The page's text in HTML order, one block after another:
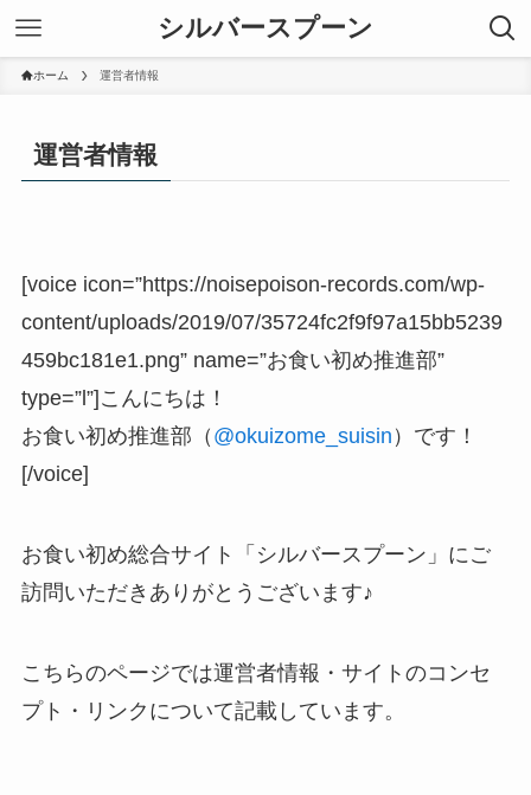
シルバースプーン
ホーム 運営者情報
運営者情報
[voice icon=”https://noisepoison-records.com/wp-
content/uploads/2019/07/35724fc2f9f97a15bb5239
459bc181e1.png” name=”お食い初め推進部”
type=”l”]こんにちは！
お食い初め推進部（ @okuizome_suisin ）です！
[/voice]
お食い初め総合サイト「シルバースプーン」にご
訪問いただきありがとうございます♪
こちらのページでは運営者情報・サイトのコンセ
プト・リンクについて記載しています。